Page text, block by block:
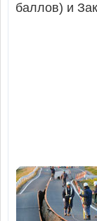
баллов) и